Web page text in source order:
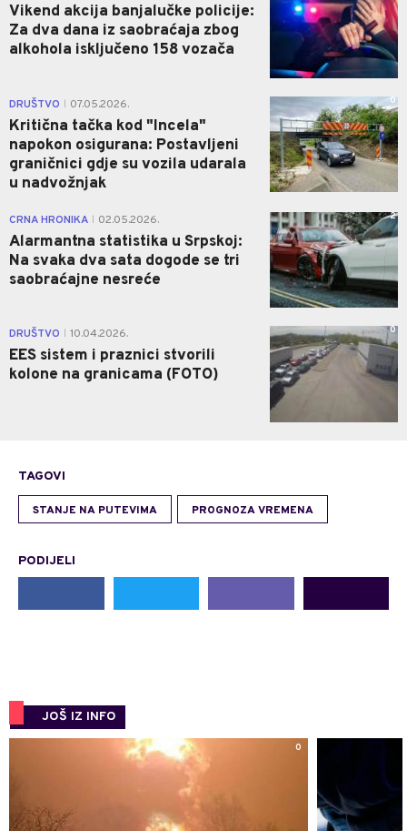
Vikend akcija banjalučke policije:
Za dva dana iz saobraćaja zbog
alkohola isključeno 158 vozača
DRUŠTVO 07.05.2026.
Kritična tačka kod "Incela"
napokon osigurana: Postavljeni
graničnici gdje su vozila udarala
u nadvožnjak
0
CRNA HRONIKA 02.05.2026.
Alarmantna statistika u Srpskoj:
Na svaka dva sata dogode se tri
saobraćajne nesreće
2
DRUŠTVO 10.04.2026.
EES sistem i praznici stvorili
kolone na granicama (FOTO)
0
TAGOVI
STANJE NA PUTEVIMA PROGNOZA VREMENA
PODIJELI
JOŠ IZ INFO
0